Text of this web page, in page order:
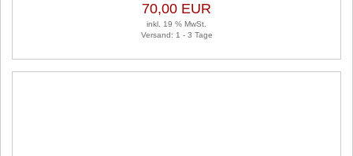
70,00 EUR
inkl. 19 % MwSt.
Versand: 1 - 3 Tage